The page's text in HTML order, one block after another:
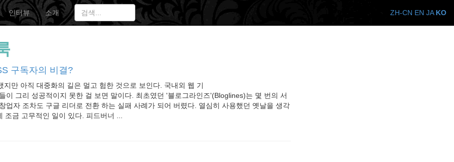
인터뷰 소개
구독자의 비결?
지만 아직 대중화의 길은 멀고 험한 것으로 보인다. 국내외 웹 기
이 그리 성공적이지 못한 걸 보면 말이다. 최초였던 '블로그라인즈'(Bloglines)는 몇 번의 서
업자 조차도 구글 리더로 전환 하는 실패 사례가 되어 버렸다. 열심히 사용했던 옛날을 생각
조금 고무적인 일이 있다. 피드버너 ...
ZH-CN EN JA KO